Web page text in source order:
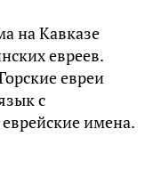
на Кавказе
евреев.
евреи
с
имена.